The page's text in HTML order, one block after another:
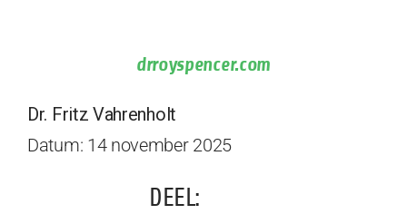
drroyspencer.com
Dr. Fritz Vahrenholt
Datum: 14 november 2025
DEEL: